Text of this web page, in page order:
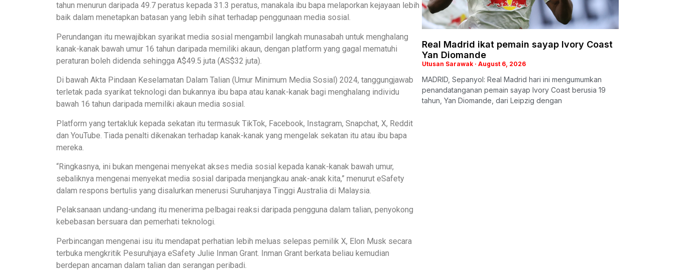
tahun menurun daripada 49.7 peratus kepada 31.3 peratus, manakala ibu bapa melaporkan kejayaan lebih
baik dalam menetapkan batasan yang lebih sihat terhadap penggunaan media sosial.
Perundangan itu mewajibkan syarikat media sosial mengambil langkah munasabah untuk menghalang
kanak-kanak bawah umur 16 tahun daripada memiliki akaun, dengan platform yang gagal mematuhi
peraturan boleh didenda sehingga A$49.5 juta (AS$32 juta).
Di bawah Akta Pindaan Keselamatan Dalam Talian (Umur Minimum Media Sosial) 2024, tanggungjawab
terletak pada syarikat teknologi dan bukannya ibu bapa atau kanak-kanak bagi menghalang individu
bawah 16 tahun daripada memiliki akaun media sosial.
Platform yang tertakluk kepada sekatan itu termasuk TikTok, Facebook, Instagram, Snapchat, X, Reddit
dan YouTube. Tiada penalti dikenakan terhadap kanak-kanak yang mengelak sekatan itu atau ibu bapa
mereka.
“Ringkasnya, ini bukan mengenai menyekat akses media sosial kepada kanak-kanak bawah umur,
sebaliknya mengenai menyekat media sosial daripada menjangkau anak-anak kita,” menurut eSafety
dalam respons bertulis yang disalurkan menerusi Suruhanjaya Tinggi Australia di Malaysia.
Pelaksanaan undang-undang itu menerima pelbagai reaksi daripada pengguna dalam talian, penyokong
kebebasan bersuara dan pemerhati teknologi.
Perbincangan mengenai isu itu mendapat perhatian lebih meluas selepas pemilik X, Elon Musk secara
terbuka mengkritik Pesuruhjaya eSafety Julie Inman Grant. Inman Grant berkata beliau kemudian
berdepan ancaman dalam talian dan serangan peribadi.
Real Madrid ikat pemain sayap Ivory Coast
Yan Diomande
Utusan Sarawak August 6, 2026
MADRID, Sepanyol: Real Madrid hari ini mengumumkan
penandatanganan pemain sayap Ivory Coast berusia 19
tahun, Yan Diomande, dari Leipzig dengan